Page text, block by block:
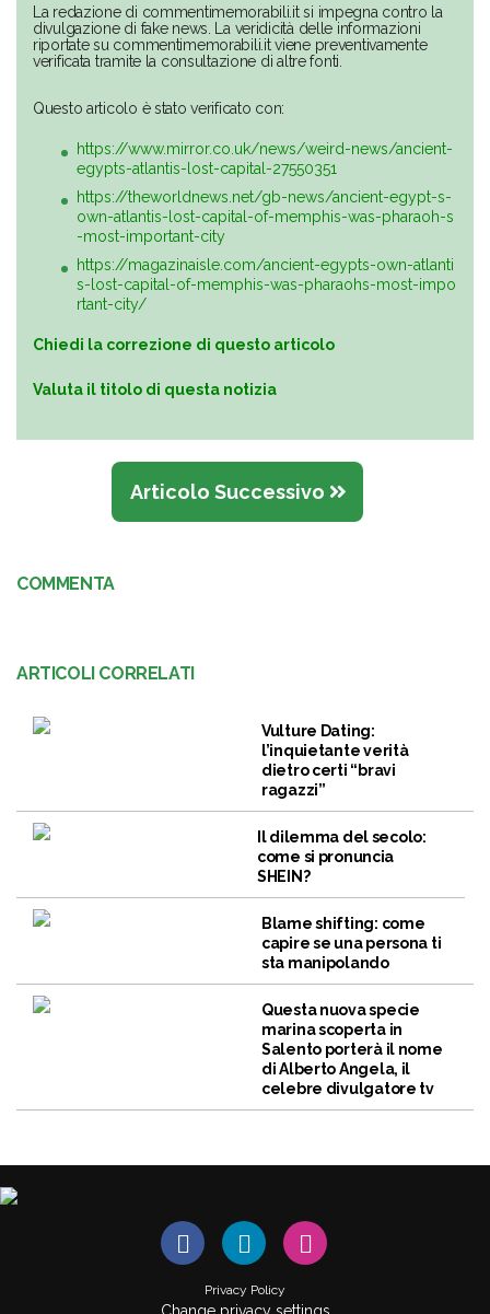
La redazione di commentimemorabili.it si impegna contro la
divulgazione di fake news. La veridicità delle informazioni
riportate su commentimemorabili.it viene preventivamente
verificata tramite la consultazione di altre fonti.
Questo articolo è stato verificato con:
https://www.mirror.co.uk/news/weird-news/ancient-
egypts-atlantis-lost-capital-27550351
https://theworldnews.net/gb-news/ancient-egypt-s-
own-atlantis-lost-capital-of-memphis-was-pharaoh-s
-most-important-city
https://magazinaisle.com/ancient-egypts-own-atlanti
s-lost-capital-of-memphis-was-pharaohs-most-impo
rtant-city/
Chiedi la correzione di questo articolo
Valuta il titolo di questa notizia
Articolo Successivo
COMMENTA
ARTICOLI CORRELATI
Vulture Dating:
l’inquietante verità
dietro certi “bravi
ragazzi”
Il dilemma del secolo:
come si pronuncia
SHEIN?
Blame shifting: come
capire se una persona ti
sta manipolando
Questa nuova specie
marina scoperta in
Salento porterà il nome
di Alberto Angela, il
celebre divulgatore tv
Privacy Policy